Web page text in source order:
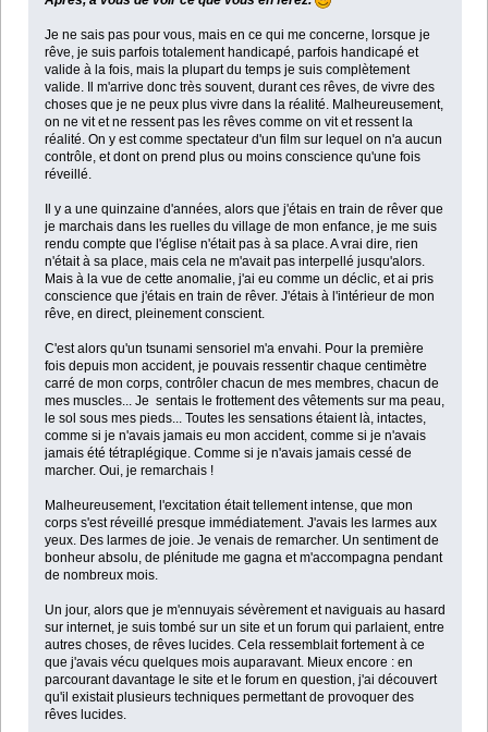
Je ne sais pas pour vous, mais en ce qui me concerne, lorsque je
rêve, je suis parfois totalement handicapé, parfois handicapé et
valide à la fois, mais la plupart du temps je suis complètement
valide. Il m'arrive donc très souvent, durant ces rêves, de vivre des
choses que je ne peux plus vivre dans la réalité. Malheureusement,
on ne vit et ne ressent pas les rêves comme on vit et ressent la
réalité. On y est comme spectateur d'un film sur lequel on n'a aucun
contrôle, et dont on prend plus ou moins conscience qu'une fois
réveillé.
Il y a une quinzaine d'années, alors que j'étais en train de rêver que
je marchais dans les ruelles du village de mon enfance, je me suis
rendu compte que l'église n'était pas à sa place. A vrai dire, rien
n'était à sa place, mais cela ne m'avait pas interpellé jusqu'alors.
Mais à la vue de cette anomalie, j'ai eu comme un déclic, et ai pris
conscience que j'étais en train de rêver. J'étais à l'intérieur de mon
rêve, en direct, pleinement conscient.
C'est alors qu'un tsunami sensoriel m'a envahi. Pour la première
fois depuis mon accident, je pouvais ressentir chaque centimètre
carré de mon corps, contrôler chacun de mes membres, chacun de
mes muscles... Je sentais le frottement des vêtements sur ma peau,
le sol sous mes pieds... Toutes les sensations étaient là, intactes,
comme si je n'avais jamais eu mon accident, comme si je n'avais
jamais été tétraplégique. Comme si je n'avais jamais cessé de
marcher. Oui, je remarchais !
Malheureusement, l'excitation était tellement intense, que mon
corps s'est réveillé presque immédiatement. J'avais les larmes aux
yeux. Des larmes de joie. Je venais de remarcher. Un sentiment de
bonheur absolu, de plénitude me gagna et m'accompagna pendant
de nombreux mois.
Un jour, alors que je m'ennuyais sévèrement et naviguais au hasard
sur internet, je suis tombé sur un site et un forum qui parlaient, entre
autres choses, de rêves lucides. Cela ressemblait fortement à ce
que j'avais vécu quelques mois auparavant. Mieux encore : en
parcourant davantage le site et le forum en question, j'ai découvert
qu'il existait plusieurs techniques permettant de provoquer des
rêves lucides.